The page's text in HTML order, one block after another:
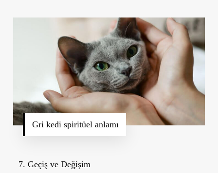
Gri kedi spiritüel anlamı
Geçiş ve Değişim